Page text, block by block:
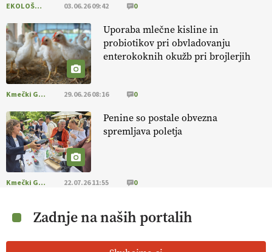
EKOLOŠKO LOGIČNO 03.06.26 09:42 0
Uporaba mlečne kisline in
probiotikov pri obvladovanju
enterokoknih okužb pri brojlerjih
Kmečki Glas 29.06.26 08:16 0
Penine so postale obvezna
spremljava poletja
Kmečki Glas 22.07.26 11:55 0
Zadnje na naših portalih